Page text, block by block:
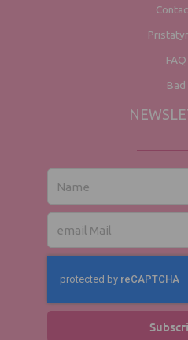
FAQ
Bad
post
office